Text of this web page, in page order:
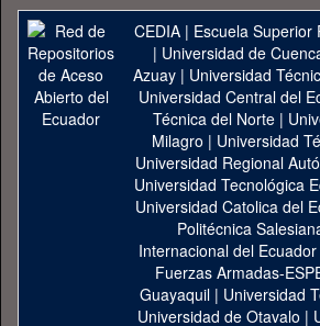
CEDIA| Escuela Superior
| Universidad de
Azuay| Universidad
Universidad Central del
Técnica del Norte |
Milagro | Universidad
Universidad Regional
Universidad Tecnológica
Universidad Catolica del
Politécnica
Internacional del Ecuador
Fuerzas Armadas-
Guayaquil| Universidad
Universidad de Otavalo |